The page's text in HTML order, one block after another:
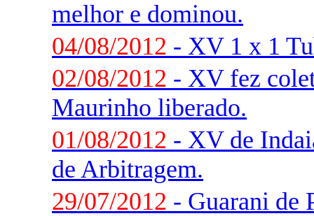
melhor e dominou.
04/08/2012 - XV 1 x 1
02/08/2012 - XV fez
Maurinho liberado.
01/08/2012 - XV de
de Arbitragem.
29/07/2012 - Guarani de